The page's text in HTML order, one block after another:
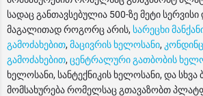
სადაც განთავსებულია 500-ზე მეტი
მაგალითად როგორც არის, სარეცხი
გამოძახებით, მაცივრის ხელოსანი,
გამოძახებით, ცენტრალური გათბობის
ხელოსანი, სანტექნიკის ხელოსანი, და სხვა
მომსახურება რომელსაც გთავაზობთ